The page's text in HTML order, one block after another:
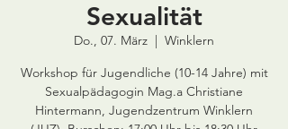
Sexualität
Do., 07. März
  |
Winklern
Workshop für Jugendliche (10-14 Jahre) mit
Sexualpädagogin Mag.a Christiane
Hintermann, Jugendzentrum Winklern